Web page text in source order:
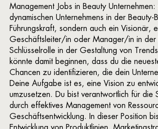
Management Jobs in Beauty
dynamischen Unternehmens in der
Führungskraft, sondern auch ein Visionär,
Geschäftsleiter/in oder Manager/in in der
Schlüsselrolle in der Gestaltung von
könnte damit beginnen, dass du die
Chancen zu identifizieren, die dein
Deine Aufgabe ist es, eine Vision zu
umzusetzen. Du bist verantwortlich für die
durch effektives Management von
Geschäftsentwicklung. In dieser Position